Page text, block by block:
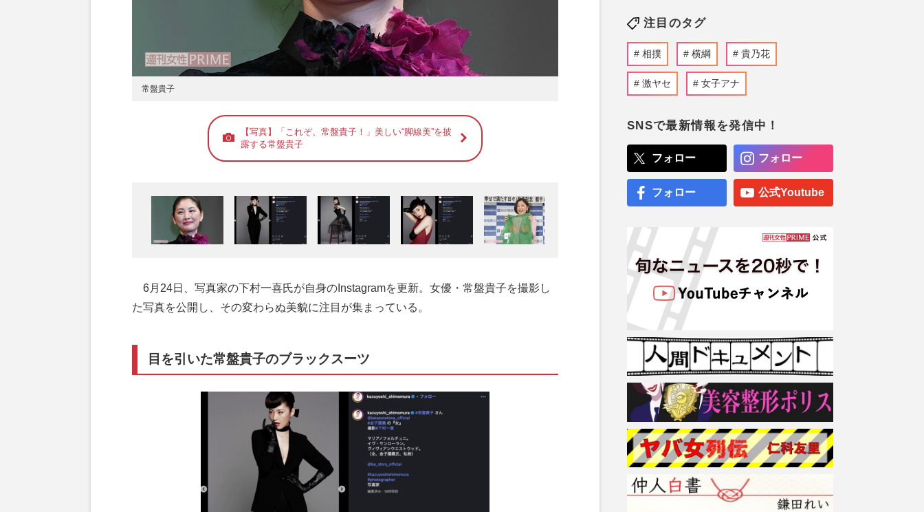
常盤貴子
【写真】「これぞ、常盤貴子！」美しい“脚線美”を披
露する常盤貴子
6月24日、写真家の下村一喜氏が自身のInstagramを更新。女優・常盤貴子を撮影し
た写真を公開し、その変わらぬ美貌に注目が集まっている。
目を引いた常盤貴子のブラックスーツ
注目のタグ
相撲 横綱 貴乃花
激ヤセ 女子アナ
SNSで最新情報を発信中！
フォロー フォロー
フォロー 公式Youtube